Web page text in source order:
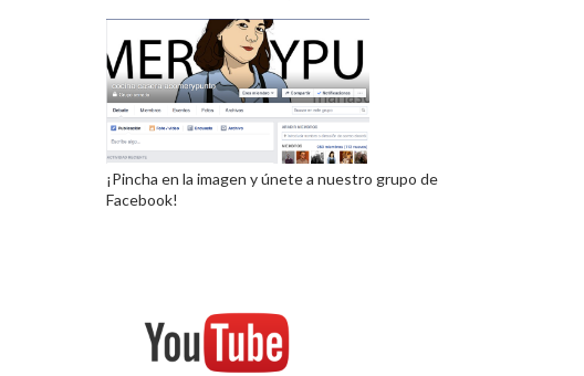
¡Pincha en la imagen y únete a nuestro grupo de
Facebook!